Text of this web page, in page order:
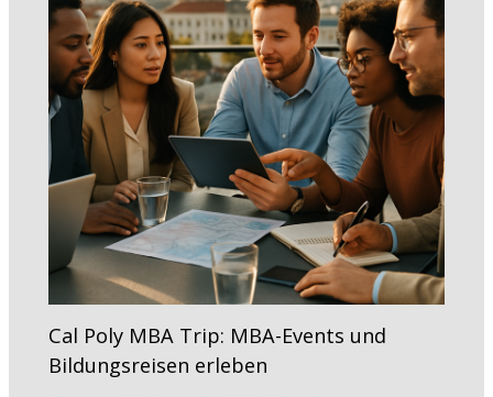
Cal Poly MBA Trip: MBA-Events und
Bildungsreisen erleben